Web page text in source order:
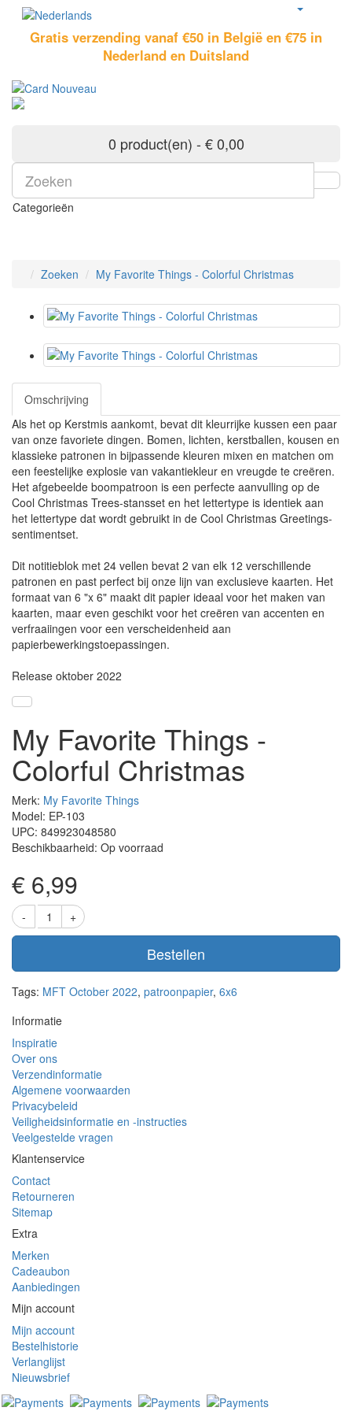
Gratis verzending vanaf €50 in België en €75 in
Nederland en Duitsland
0 product(en) - € 0,00
Categorieën
Zoeken My Favorite Things - Colorful Christmas
Omschrijving
Als het op Kerstmis aankomt, bevat dit kleurrijke kussen een paar
van onze favoriete dingen. Bomen, lichten, kerstballen, kousen en
klassieke patronen in bijpassende kleuren mixen en matchen om
een ​​feestelijke explosie van vakantiekleur en vreugde te creëren.
Het afgebeelde boompatroon is een perfecte aanvulling op de
Cool Christmas Trees-stansset en het lettertype is identiek aan
het lettertype dat wordt gebruikt in de Cool Christmas Greetings-
sentimentset.
Dit notitieblok met 24 vellen bevat 2 van elk 12 verschillende
patronen en past perfect bij onze lijn van exclusieve kaarten. Het
formaat van 6 "x 6" maakt dit papier ideaal voor het maken van
kaarten, maar even geschikt voor het creëren van accenten en
verfraaiingen voor een verscheidenheid aan
papierbewerkingstoepassingen.
Release oktober 2022
My Favorite Things -
Colorful Christmas
Merk: My Favorite Things
Model: EP-103
UPC: 849923048580
Beschikbaarheid: Op voorraad
€ 6,99
Bestellen
Tags: MFT October 2022, patroonpapier, 6x6
Informatie
Inspiratie
Over ons
Verzendinformatie
Algemene voorwaarden
Privacybeleid
Veiligheidsinformatie en -instructies
Veelgestelde vragen
Klantenservice
Contact
Retourneren
Sitemap
Extra
Merken
Cadeaubon
Aanbiedingen
Mijn account
Mijn account
Bestelhistorie
Verlanglijst
Nieuwsbrief